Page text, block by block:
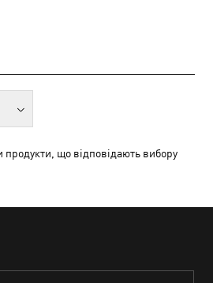
що відповідають вибору